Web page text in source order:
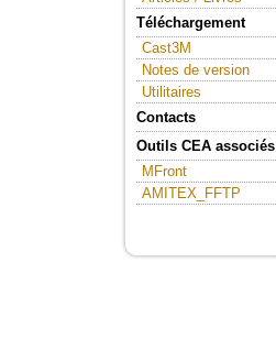
Téléchargement
Cast3M
Notes de version
Utilitaires
Contacts
Outils CEA associés
MFront
AMITEX_FFTP